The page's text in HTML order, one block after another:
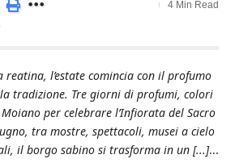
4 Min Read
reatina, l’estate comincia con il profumo
tradizione. Tre giorni di profumi, colori
per celebrare l’Infiorata del Sacro
tra mostre, spettacoli, musei a cielo
il borgo sabino si trasforma in un [...]...